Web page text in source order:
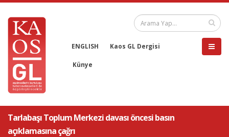
ENGLISH Kaos GL Dergisi
Künye
Tarlabaşı Toplum Merkezi davası öncesi basın
açıklamasına çağrı